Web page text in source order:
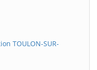
TOULON-SUR-